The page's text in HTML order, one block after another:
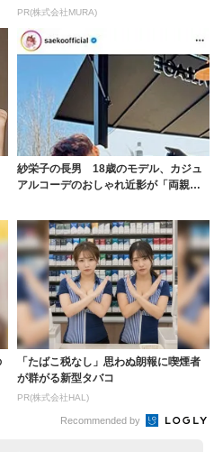
PR(株式会社MURA)
紗栄子の長男 18歳のモデル、カジュ
アルコーデのおしゃれ近影が「両親の
「たばこ税なし」思わぬ朗報に喫煙者
が群がる新型タバコ
PR(株式会社HAL)
Recommended by